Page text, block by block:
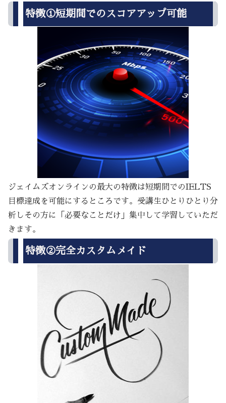
特徴①短期間でのスコアアップ可能
ジェイムズオンラインの最大の特徴は短期間でのIELTS
目標達成を可能にするところです。受講生ひとりひとり分
析しその方に「必要なことだけ」集中して学習していただ
きます。
特徴②完全カスタムメイド